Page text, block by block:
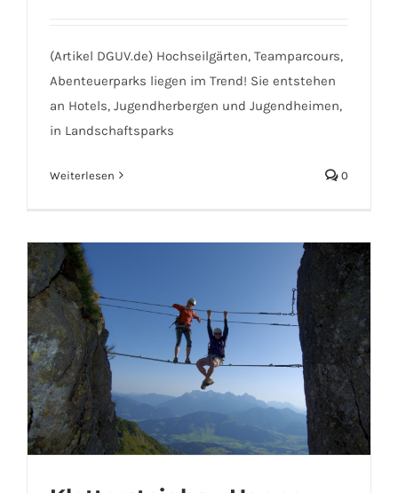
(Artikel DGUV.de) Hochseilgärten, Teamparcours,
Abenteuerparks liegen im Trend! Sie entstehen
an Hotels, Jugendherbergen und Jugendheimen,
in Landschaftsparks
Weiterlesen 0